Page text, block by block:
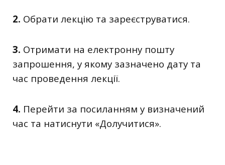
2. Обрати лекцію та зареєструватися.
3. Отримати на електронну пошту
запрошення, у якому зазначено дату та
час проведення лекції.
4. Перейти за посиланням у визначений
час та натиснути «Долучитися».